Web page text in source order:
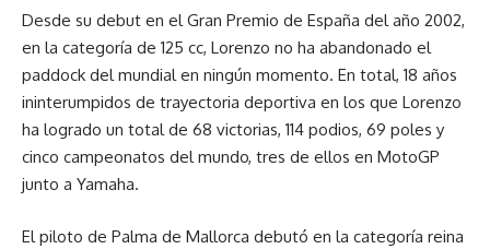
Desde su debut en el Gran Premio de España del año 2002,
en la categoría de 125 cc, Lorenzo no ha abandonado el
paddock del mundial en ningún momento. En total, 18 años
ininterumpidos de trayectoria deportiva en los que Lorenzo
ha logrado un total de 68 victorias, 114 podios, 69 poles y
cinco campeonatos del mundo, tres de ellos en MotoGP
junto a Yamaha.
El piloto de Palma de Mallorca debutó en la categoría reina